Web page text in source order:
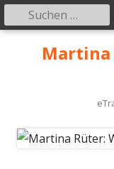
Martina
Primäres
Menü